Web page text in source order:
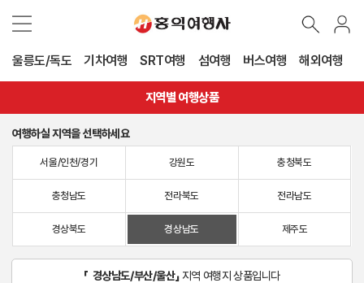
울릉도/독도 기차여행 SRT여행 섬여행 버스여행 해외여행
지역별 여행상품
여행하실 지역을 선택하세요
서울/인천/경기 강원도 충청북도
충청남도 전라북도 전라남도
경상북도 경상남도 제주도
「 경상남도/부산/울산」지역 여행지 상품입니다